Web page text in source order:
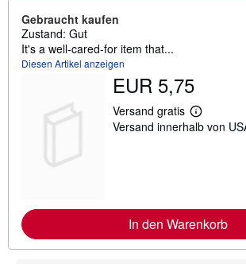
Gebraucht kaufen
Zustand: Gut
It's a well-cared-for item that...
Diesen Artikel anzeigen
EUR 5,75
Versand gratis
W
e
n
f
r
Versand innerhalb von
In den Warenkorb